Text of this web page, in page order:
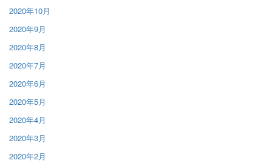
2020年10月
2020年9月
2020年8月
2020年7月
2020年6月
2020年5月
2020年4月
2020年3月
2020年2月